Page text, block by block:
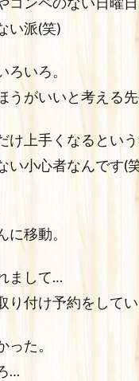
い派(笑)
ろいろ。
がいいと考える先
け上手くなるという
い小心者なんです(
移動。
まして…
付け予約をしてい
た。
…